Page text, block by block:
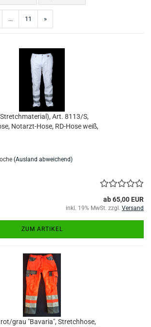
... 11 »
Art. 8113/S,
Notarzt-Hose, RD-Hose weiß,
(Ausland abweichend)
ab 65,00 EUR
inkl. 19% MwSt. zzgl. Versand
ZUM ARTIKEL
grau "Bavaria", Stretchhose,